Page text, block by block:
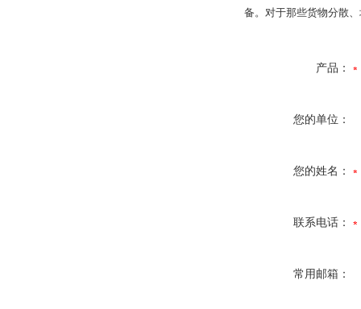
备。对于那些货物分散
产品：
您的单位：
您的姓名：
联系电话：
常用邮箱：